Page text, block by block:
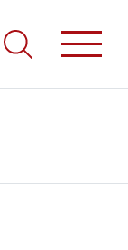
as notícias